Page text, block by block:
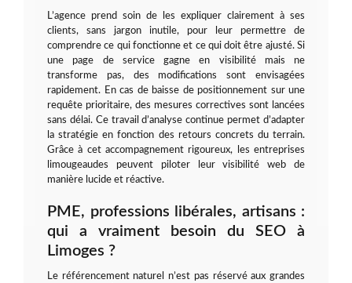
L’agence prend soin de les expliquer clairement à ses
clients, sans jargon inutile, pour leur permettre de
comprendre ce qui fonctionne et ce qui doit être ajusté. Si
une page de service gagne en visibilité mais ne
transforme pas, des modifications sont envisagées
rapidement. En cas de baisse de positionnement sur une
requête prioritaire, des mesures correctives sont lancées
sans délai. Ce travail d’analyse continue permet d’adapter
la stratégie en fonction des retours concrets du terrain.
Grâce à cet accompagnement rigoureux, les entreprises
limougeaudes peuvent piloter leur visibilité web de
manière lucide et réactive.
PME, professions libérales, artisans :
qui a vraiment besoin du SEO à
Limoges ?
Le référencement naturel n’est pas réservé aux grandes